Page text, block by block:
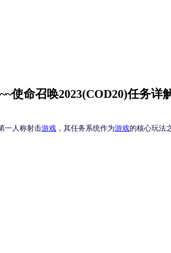
使命召唤2023(COD20)任务详
一人称射击游戏 ，其任务系统作为游戏的核心玩法